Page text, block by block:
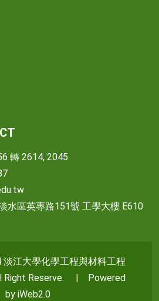
轉 2614, 2045
水區英專路151號 工學大樓 E610
江大學化學工程與材料工程
Right Reserve. | Powered
by iWeb2.0